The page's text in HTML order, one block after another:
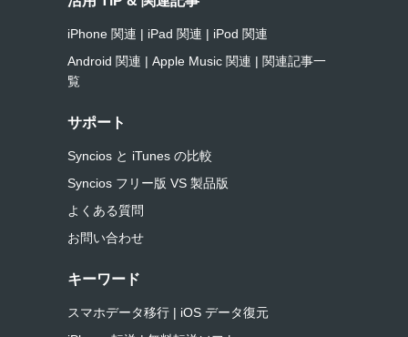
iPhone 関連 | iPad 関連 | iPod 関連
Android 関連 | Apple Music 関連 | 関連記事一
覧
サポート
Syncios と iTunes の比較
Syncios フリー版 VS 製品版
よくある質問
お問い合わせ
キーワード
スマホデータ移行 | iOS データ復元